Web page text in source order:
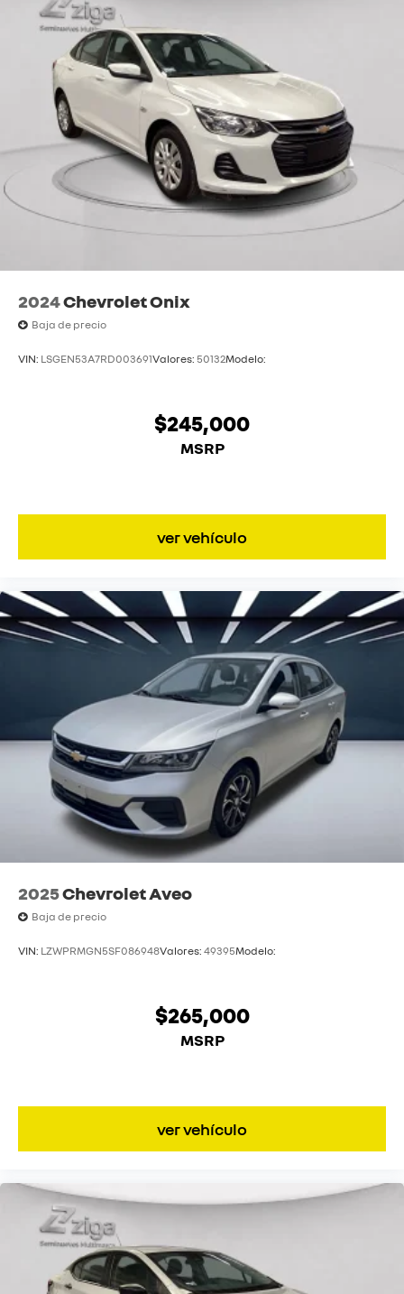
2024Chevrolet Onix
Baja de precio
VIN: LSGEN53A7RD003691Valores: 50132Modelo:
$245,000
MSRP
ver vehículo
2025Chevrolet Aveo
Baja de precio
VIN: LZWPRMGN5SF086948Valores: 49395Modelo:
$265,000
MSRP
ver vehículo